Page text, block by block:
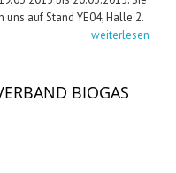
uns auf Stand YE04, Halle 2.
weiterlesen
BIOGAS